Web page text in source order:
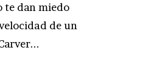
te dan miedo
de un